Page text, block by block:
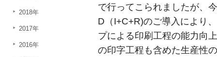
で行ってこられましたが、
D（I+C+R)のご導入により
プによる印刷工程の能力向
の印字工程も含めた生産性
2018年
2017年
2016年